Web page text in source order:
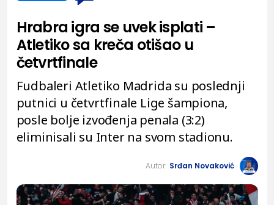
Hrabra igra se uvek isplati –
Atletiko sa kreča otišao u
četvrtfinale
Fudbaleri Atletiko Madrida su poslednji
putnici u četvrtfinale Lige šampiona,
posle bolje izvođenja penala (3:2)
eliminisali su Inter na svom stadionu.
Autor: Srđan Novaković